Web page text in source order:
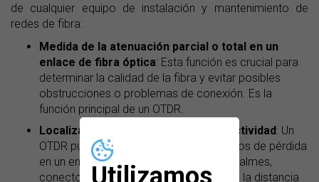
de cualquier equipo de instalación y mantenimiento de
redes de fibra:
Medida de la atenuación parcial o total en un
enlace de fibra óptica: Esta función es crucial para
determinar la calidad de la fibra y evitar posibles
obstrucciones o problemas de conexión. Es la
función principal de un OTDR.
Localizar eventos de pérdida y reflectividad: Un
OTDR puede identificar y localizar eventos de pérdida
en un enlace de fibra óptica, como empalmes,
conectores y roturas. El equipo muestra la distancia